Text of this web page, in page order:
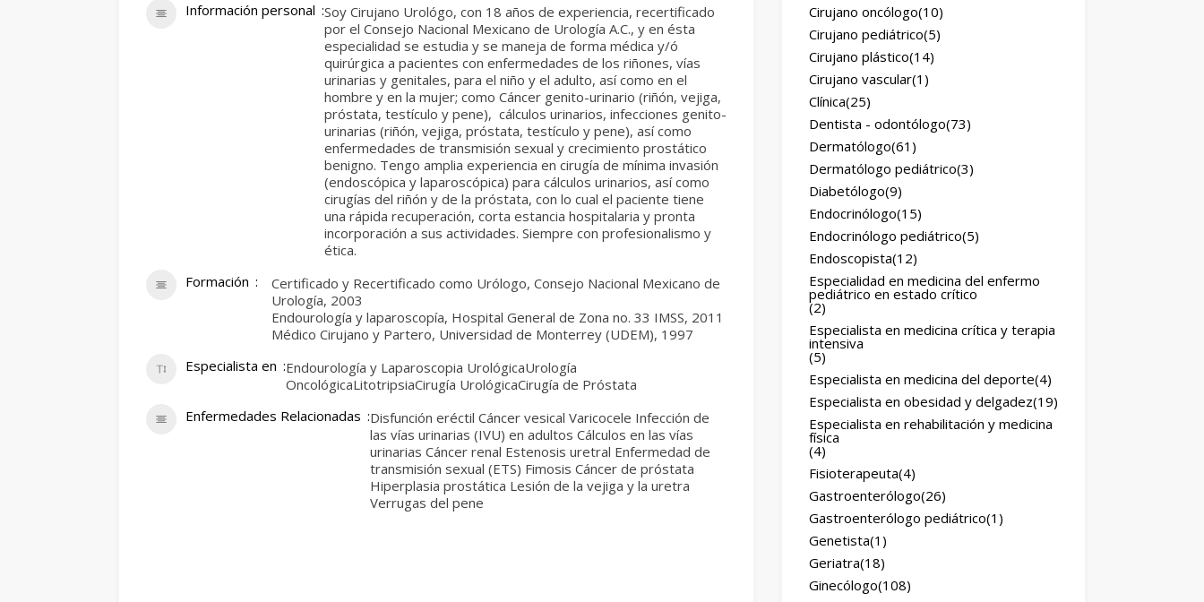
Información personal Soy Cirujano Urológo, con 18 años de experiencia, recertificado
por el Consejo Nacional Mexicano de Urología A.C., y en ésta
especialidad se estudia y se maneja de forma médica y/ó
quirúrgica a pacientes con enfermedades de los riñones, vías
urinarias y genitales, para el niño y el adulto, así como en el
hombre y en la mujer; como Cáncer genito-urinario (riñón, vejiga,
próstata, testículo y pene), cálculos urinarios, infecciones genito-
urinarias (riñón, vejiga, próstata, testículo y pene), así como
enfermedades de transmisión sexual y crecimiento prostático
benigno. Tengo amplia experiencia en cirugía de mínima invasión
(endoscópica y laparoscópica) para cálculos urinarios, así como
cirugías del riñón y de la próstata, con lo cual el paciente tiene
una rápida recuperación, corta estancia hospitalaria y pronta
incorporación a sus actividades. Siempre con profesionalismo y
ética.
Formación
Certificado y Recertificado como Urólogo, Consejo Nacional Mexicano de
Urología, 2003
Endourología y laparoscopía, Hospital General de Zona no. 33 IMSS, 2011
Médico Cirujano y Partero, Universidad de Monterrey (UDEM), 1997
Especialista en Endourología y Laparoscopia UrológicaUrología
OncológicaLitotripsiaCirugía UrológicaCirugía de Próstata
Enfermedades Relacionadas Disfunción eréctil Cáncer vesical Varicocele Infección de
las vías urinarias (IVU) en adultos Cálculos en las vías
urinarias Cáncer renal Estenosis uretral Enfermedad de
transmisión sexual (ETS) Fimosis Cáncer de próstata
Hiperplasia prostática Lesión de la vejiga y la uretra
Verrugas del pene
Cirujano oncólogo(10)
Cirujano pediátrico(5)
Cirujano plástico(14)
Cirujano vascular(1)
Clínica(25)
Dentista - odontólogo(73)
Dermatólogo(61)
Dermatólogo pediátrico(3)
Diabetólogo(9)
Endocrinólogo(15)
Endocrinólogo pediátrico(5)
Endoscopista(12)
Especialidad en medicina del enfermo
pediátrico en estado crítico
(2)
Especialista en medicina crítica y terapia
intensiva
(5)
Especialista en medicina del deporte(4)
Especialista en obesidad y delgadez(19)
Especialista en rehabilitación y medicina
física
(4)
Fisioterapeuta(4)
Gastroenterólogo(26)
Gastroenterólogo pediátrico(1)
Genetista(1)
Geriatra(18)
Ginecólogo(108)